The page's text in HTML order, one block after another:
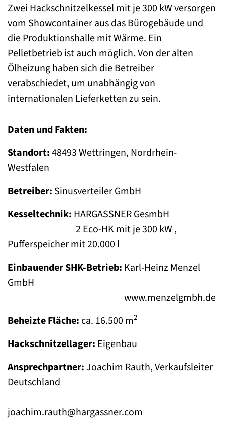
Zwei Hackschnitzelkessel mit je 300 kW versorgen
vom Showcontainer aus das Bürogebäude und
die Produktionshalle mit Wärme. Ein
Pelletbetrieb ist auch möglich. Von der alten
Ölheizung haben sich die Betreiber
verabschiedet, um unabhängig von
internationalen Lieferketten zu sein.
Daten und Fakten:
Standort:48493 Wettringen, Nordrhein-
Westfalen
Betreiber: Sinusverteiler GmbH
Kesseltechnik: HARGASSNER GesmbH
2 Eco-HK mit je 300 kW ,
Pufferspeicher mit 20.000 l
Einbauender SHK-Betrieb: Karl-Heinz Menzel
GmbH
www.menzelgmbh.de
Beheizte Fläche: ca. 16.500 m2
Hackschnitzellager: Eigenbau
Ansprechpartner:Joachim Rauth, Verkaufsleiter
Deutschland
joachim.rauth@hargassner.com